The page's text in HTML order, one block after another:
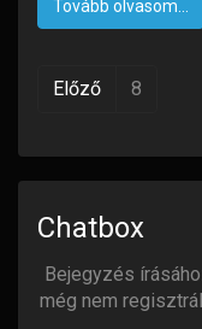
Tovább olvasom...
Előző 8
Chatbox
Bejegyzés
még nem